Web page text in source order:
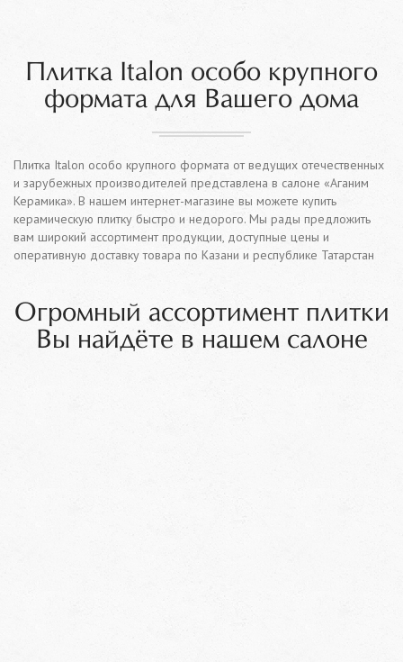
Плитка Italon особо крупного
формата для Вашего дома
Плитка Italon особо крупного формата от ведущих отечественных
и зарубежных производителей представлена в салоне «Аганим
Керамика». В нашем интернет-магазине вы можете купить
керамическую плитку быстро и недорого. Мы рады предложить
вам широкий ассортимент продукции, доступные цены и
оперативную доставку товара по Казани и республике Татарстан
Огромный ассортимент плитки
Вы найдёте в нашем салоне